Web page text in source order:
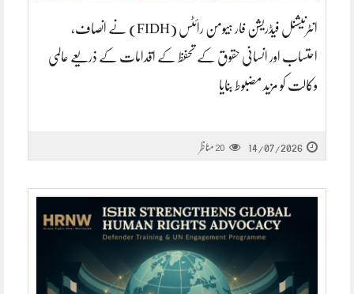
انٹرنیشنل فیڈریشن فار ہیومن رائٹس (FIDH) نے انصاف،
احتساب اور انسانی حقوق کے تحفظ کے اقدامات کے ذریعے عالمی
وکالت کو مزید مضبوط بنایا
14/07/2026
20 مناظر